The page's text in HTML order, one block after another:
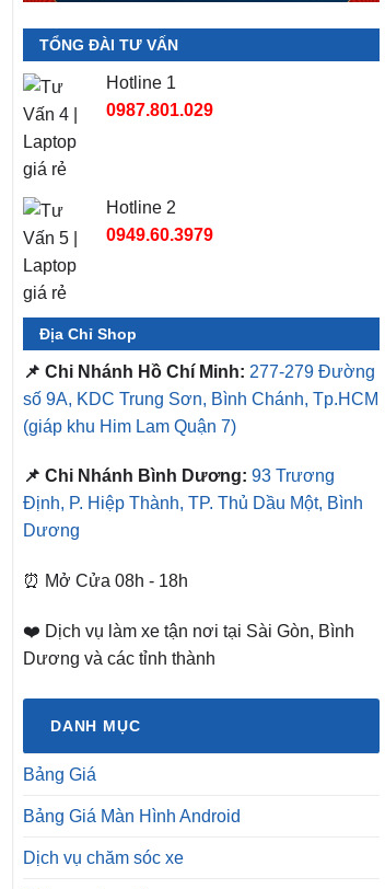
TỔNG ĐÀI TƯ VẤN
Hotline 1
0987.801.029
Hotline 2
0949.60.3979
Địa Chỉ Shop
📌 Chi Nhánh Hồ Chí Minh: 277-279 Đường
số 9A, KDC Trung Sơn, Bình Chánh, Tp.HCM
(giáp khu Him Lam Quận 7)
📌 Chi Nhánh Bình Dương: 93 Trương
Định, P. Hiệp Thành, TP. Thủ Dầu Một, Bình
Dương
⏰ Mở Cửa 08h - 18h
❤️ Dịch vụ làm xe tận nơi tại Sài Gòn, Bình
Dương và các tỉnh thành
DANH MỤC
Bảng Giá
Bảng Giá Màn Hình Android
Dịch vụ chăm sóc xe